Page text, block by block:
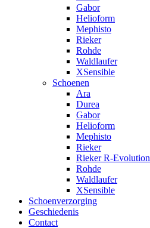
Gabor
Helioform
Mephisto
Rieker
Rohde
Waldlaufer
XSensible
Schoenen
Ara
Durea
Gabor
Helioform
Mephisto
Rieker
Rieker R-Evolution
Rohde
Waldlaufer
XSensible
Schoenverzorging
Geschiedenis
Contact